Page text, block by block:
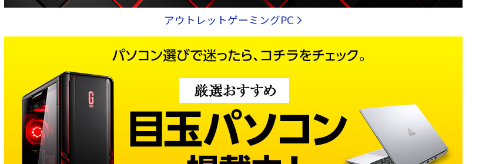
アウトレットゲーミングPC